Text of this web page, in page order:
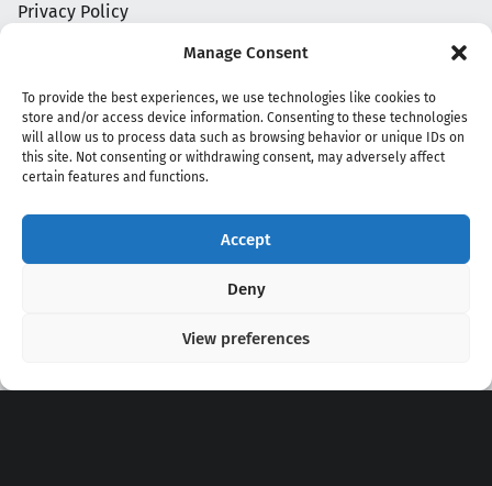
Manage Consent
To provide the best experiences, we use technologies like cookies to
store and/or access device information. Consenting to these technologies
will allow us to process data such as browsing behavior or unique IDs on
this site. Not consenting or withdrawing consent, may adversely affect
certain features and functions.
Accept
Deny
View preferences
Privacy Policy